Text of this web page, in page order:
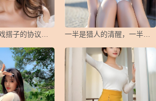
一半是猎人的清醒，一半是猎物的俯首